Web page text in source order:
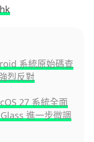
系統原始碼查
烈反對
27 系統全面
進一步微調